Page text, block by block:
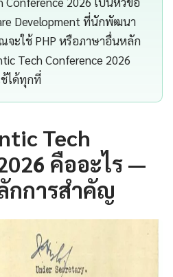
Development ที่นักพัฒนา
จะใช้ PHP หรือภาษาอื่นหลัก
Tech Conference 2026
ได้ทุกที่
Tech
คืออะไร —
กการสำคัญ